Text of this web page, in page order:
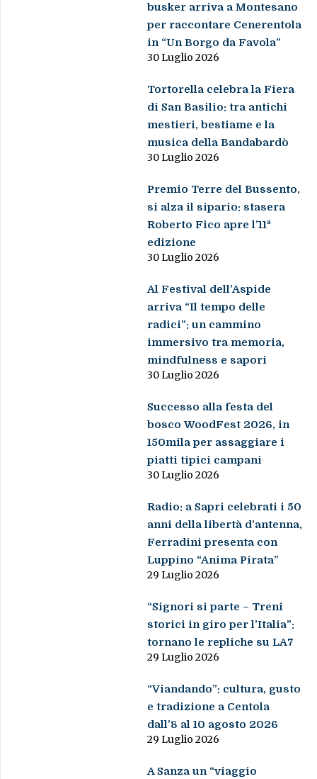
busker arriva a Montesano
per raccontare Cenerentola
in “Un Borgo da Favola”
30 Luglio 2026
Tortorella celebra la Fiera
di San Basilio: tra antichi
mestieri, bestiame e la
musica della Bandabardò
30 Luglio 2026
Premio Terre del Bussento,
si alza il sipario: stasera
Roberto Fico apre l’11ª
edizione
30 Luglio 2026
Al Festival dell’Aspide
arriva “Il tempo delle
radici”: un cammino
immersivo tra memoria,
mindfulness e sapori
30 Luglio 2026
Successo alla festa del
bosco WoodFest 2026, in
150mila per assaggiare i
piatti tipici campani
30 Luglio 2026
Radio: a Sapri celebrati i 50
anni della libertà d’antenna,
Ferradini presenta con
Luppino “Anima Pirata”
29 Luglio 2026
“Signori si parte – Treni
storici in giro per l’Italia”:
tornano le repliche su LA7
29 Luglio 2026
“Viandando”: cultura, gusto
e tradizione a Centola
dall’8 al 10 agosto 2026
29 Luglio 2026
A Sanza un “viaggio